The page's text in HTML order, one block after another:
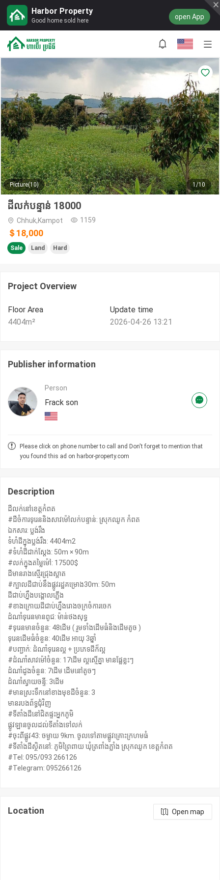
Harbor Property
Good home sold here open App
Picture(10) 1/10
ដីលក់បន្ទាន់ 18000
Chhuk,Kampot 1159
＄18,000
Sale Land Hard
Project Overview
Floor Area
4404m²
Update time
2026-04-26 13:21
Publisher information
Person
Frack son
Please click on phone number to call and Don't forget to mention that
you found this ad on harbor-property.com
Description
ដីលក់នៅខេត្តកំពត
#ដីចំការទុរេននិងសាវម៉ៅលក់បន្ទាន់: ស្រុកឈូក កំពត
ឯកសារ: ប្លង់រឹង
ទំហំដីក្នុងប្លង់រឹង: 4404m2
#ទំហំដីជាក់ស្ដែង: 50m × 90m
#លក់ក្នុងតម្លៃម៉ៅ: 17500$
ដីមានរាងស្មើរជ្រុងស្អាត
#ក្បាលដីជាប់នឹងផ្លូវរដ្ឋគម្រោង30m: 50m
ដីជាប់ហ្នឹងបង្គោលភ្លើង
#ខាងក្រោយដីជាប់ហ្នឹងរោងចក្រចំការចេក
ដំណាំទុរេនមានពូជ: ម៉ាន់ថងសុទ្ធ
#ទុរេនមានចំនួន: 48ដើម ( រួមទាំងដើមធំនិងដើមតូច )
ទុរេនដើមធំចំនួន: 40ដើម អាយុ 3ឆ្នាំ
#បញ្ជាក់: ដំណាំទុរេនល្អ + ប្រភេទដីក៏ល្អ
#ដំណាំសាវម៉ៅចំនួន: 17ដើម ល្អស្មើគ្នា មានផ្លែខ្លះៗ
ដំណាំដូងចំនួន: 7ដើម ដើមនៅតូចៗ
ដំណាំស្វាយចន្ទី: 3ដើម
#មានស្រះទឹកនៅខាងមុខដីចំនួន: 3
មានរបងព័ទ្ធជុំវិញ
#ទីតាំងដីនៅជិតផ្ទះអ្នកភូមិ
ផ្លូវឡានចូលដល់ទីតាំងទៅលក់
#ចុះពីផ្លូវ43: ចម្ងាយ 9km. ចូលទៅតាមផ្លូវគ្រោះក្រហមធំ
#ទីតាំងដីស្ថិតនៅ: ភូមិព្រៃពាយ ឃុំត្រពាំងភ្លាំង ស្រុកឈូក ខេត្តកំពត
#Tel: 095/093 266126
#Telegram: 095266126
Location Open map